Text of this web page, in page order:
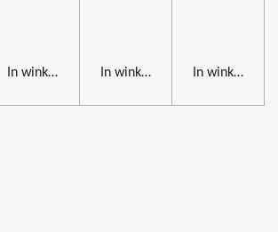
In winkelwagen In winkelwagen In